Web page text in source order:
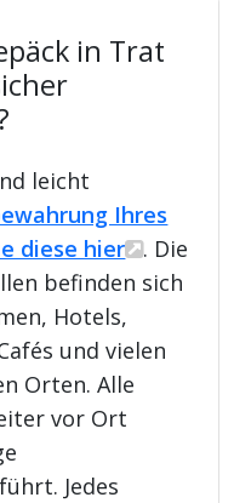
in Trat
leicht
Ihres
diese hier
. Die
befinden sich
Hotels,
und vielen
Orten. Alle
vor Ort
Jedes